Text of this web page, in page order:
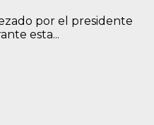
por el presidente
esta...